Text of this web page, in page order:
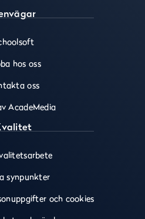
hos oss
oss
AcadeMedia
synpunkter
och cookies